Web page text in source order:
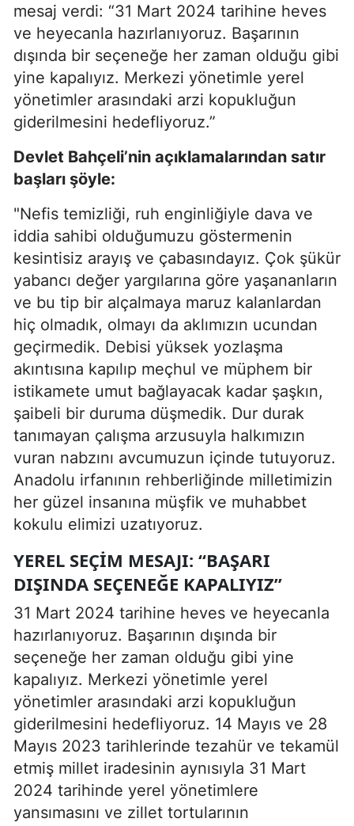
mesaj verdi: “31 Mart 2024 tarihine heves
ve heyecanla hazırlanıyoruz. Başarının
dışında bir seçeneğe her zaman olduğu gibi
yine kapalıyız. Merkezi yönetimle yerel
yönetimler arasındaki arzi kopukluğun
giderilmesini hedefliyoruz.”
Devlet Bahçeli’nin açıklamalarından satır
başları şöyle:
"Nefis temizliği, ruh enginliğiyle dava ve
iddia sahibi olduğumuzu göstermenin
kesintisiz arayış ve çabasındayız. Çok şükür
yabancı değer yargılarına göre yaşananların
ve bu tip bir alçalmaya maruz kalanlardan
hiç olmadık, olmayı da aklımızın ucundan
geçirmedik. Debisi yüksek yozlaşma
akıntısına kapılıp meçhul ve müphem bir
istikamete umut bağlayacak kadar şaşkın,
şaibeli bir duruma düşmedik. Dur durak
tanımayan çalışma arzusuyla halkımızın
vuran nabzını avcumuzun içinde tutuyoruz.
Anadolu irfanının rehberliğinde milletimizin
her güzel insanına müşfik ve muhabbet
kokulu elimizi uzatıyoruz.
YEREL SEÇİM MESAJI: “BAŞARI
DIŞINDA SEÇENEĞE KAPALIYIZ”
31 Mart 2024 tarihine heves ve heyecanla
hazırlanıyoruz. Başarının dışında bir
seçeneğe her zaman olduğu gibi yine
kapalıyız. Merkezi yönetimle yerel
yönetimler arasındaki arzi kopukluğun
giderilmesini hedefliyoruz. 14 Mayıs ve 28
Mayıs 2023 tarihlerinde tezahür ve tekamül
etmiş millet iradesinin aynısıyla 31 Mart
2024 tarihinde yerel yönetimlere
yansımasını ve zillet tortularının